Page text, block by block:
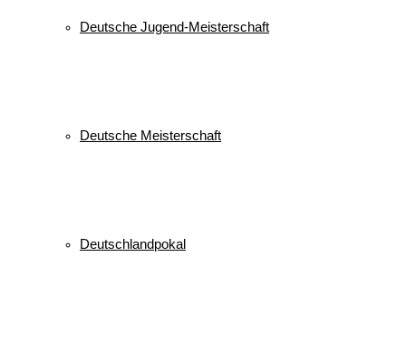
Deutsche Jugend-Meisterschaft
Deutsche Meisterschaft
Deutschlandpokal